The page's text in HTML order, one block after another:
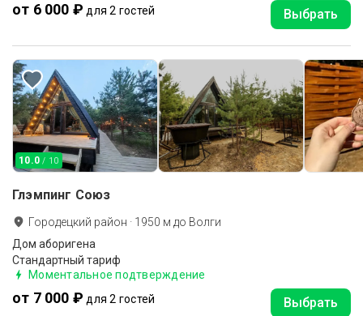
от 6 000 ₽ для 2 гостей Выбрать
10.0 / 10
Глэмпинг Союз
Городецкий район · 1950 м до Волги
Дом аборигена
Стандартный тариф
Моментальное подтверждение
от 7 000 ₽ для 2 гостей Выбрать